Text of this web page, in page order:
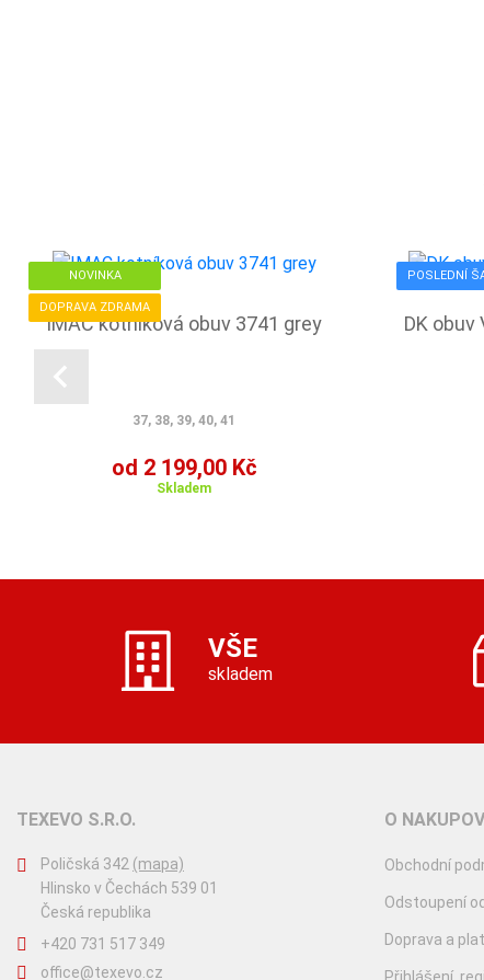
NOVINKA
DOPRAVA ZDRAMA
IMAC kotníková obuv 3741 grey
37, 38, 39, 40, 41
od 2 199,00 Kč
Skladem
POSLEDNÍ
DK obuv
VŠE
skladem
TEXEVO S.R.O.
Poličská 342 (mapa)
Hlinsko v Čechách 539 01
Česká republika
+420 731 517 349
office@texevo.cz
O
Obchodní
Odstoupení
Doprava a